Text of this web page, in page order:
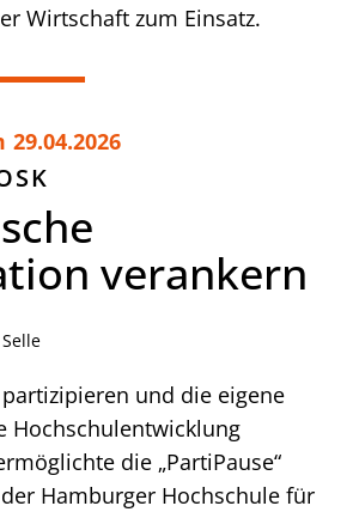
Wirtschaft zum Einsatz.
29.04.2026
verankern
und die eigene
Hochschulentwicklung
die „PartiPause“
Hamburger Hochschule für